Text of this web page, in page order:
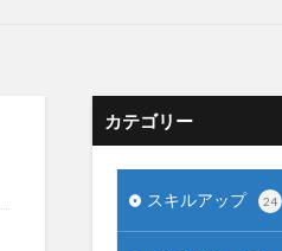
カテゴリー
スキルアップ 24